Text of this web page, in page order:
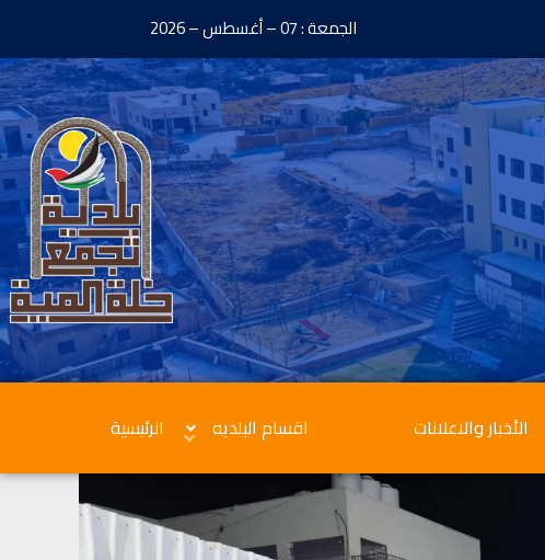
الجمعة : 07 – أغسطس – 2026
الأخبار والاعلانات اقسام البلديه الرئيسية